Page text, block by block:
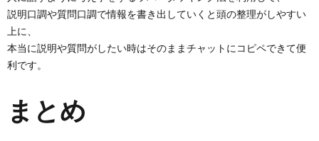
説明口調や質問口調で情報を書き出していくと頭の整理がしやすい
上に、
本当に説明や質問がしたい時はそのままチャットにコピペできて便
利です。
まとめ